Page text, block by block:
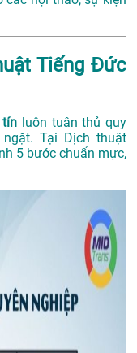
Tiếng Đức
luôn tuân thủ quy
Tại Dịch thuật
5 bước chuẩn mực,